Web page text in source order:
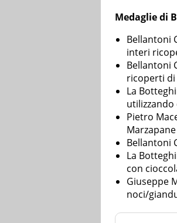
Medaglie di
Bellantoni
interi
Bellantoni
ricoperti di
La
Pietro
Bellantoni
La
con
Giuseppe
noci/